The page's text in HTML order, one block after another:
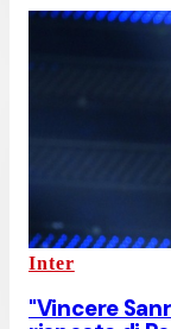
Inter
"Vincere